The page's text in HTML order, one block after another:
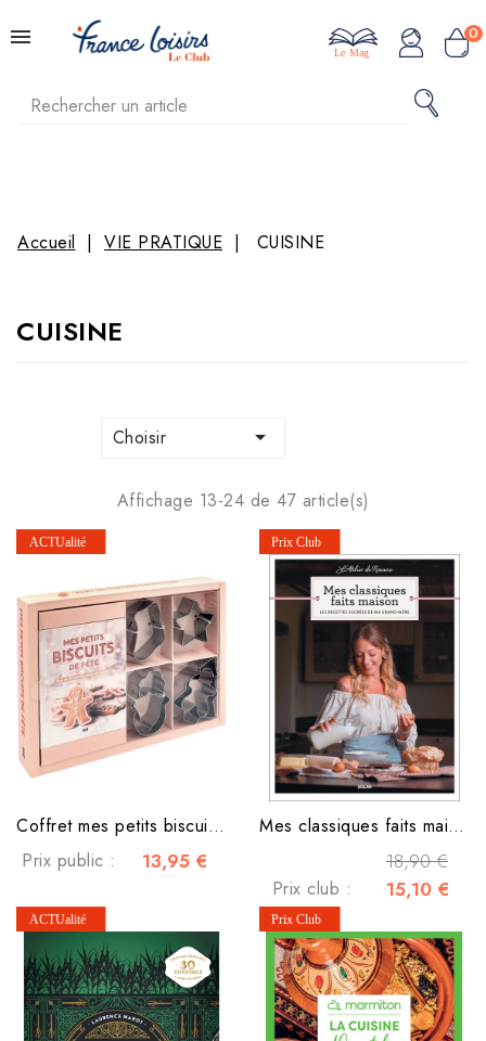
0
Le Mag
Accueil VIE PRATIQUE CUISINE
CUISINE
Choisir 
Affichage 13-24 de 47 article(s)
Coffret mes petits biscuits de fête
Prix public :
13,95 €
Mes classiques faits maison
18,90 €
Prix club : 15,10 €